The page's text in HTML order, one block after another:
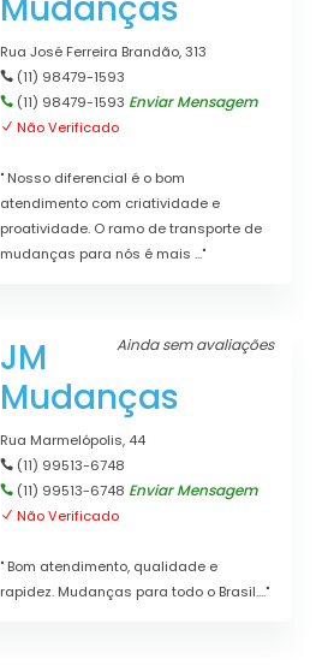
Rua José Ferreira Brandão, 313
(11) 98479-1593
(11) 98479-1593 Enviar Mensagem
Não Verificado
" Nosso diferencial é o bom
atendimento com criatividade e
proatividade. O ramo de transporte de
mudanças para nós é mais ..."
Ainda sem avaliações
JM
Mudanças
Rua Marmelópolis, 44
(11) 99513-6748
(11) 99513-6748 Enviar Mensagem
Não Verificado
" Bom atendimento, qualidade e
rapidez. Mudanças para todo o Brasil...."